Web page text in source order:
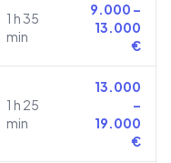
1 h 35
min
9.000 –
13.000
€
1 h 25
min
13.000
–
19.000
€